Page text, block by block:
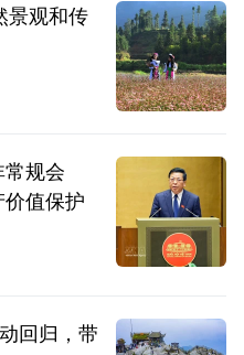
景观和传
规会
值保护
回归，带